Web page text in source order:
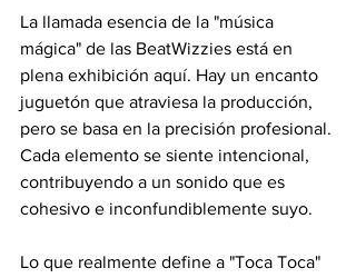
La llamada esencia de la "música
mágica" de las BeatWizzies está en
plena exhibición aquí. Hay un encanto
juguetón que atraviesa la producción,
pero se basa en la precisión profesional.
Cada elemento se siente intencional,
contribuyendo a un sonido que es
cohesivo e inconfundiblemente suyo.
Lo que realmente define a "Toca Toca"